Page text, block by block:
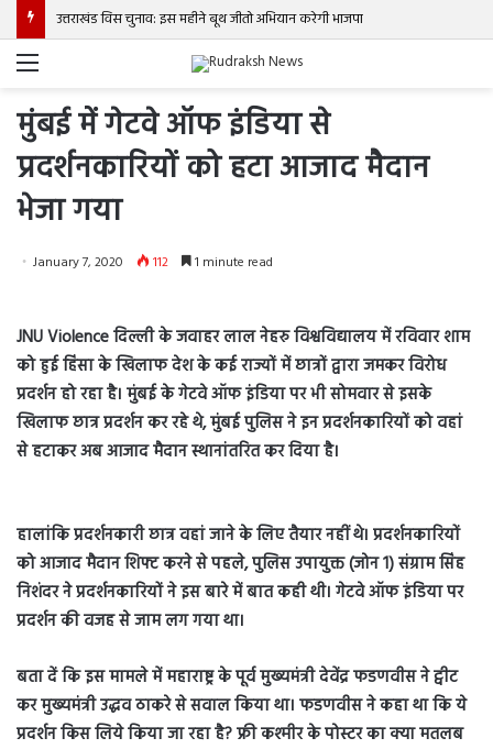
उत्तराखंड विस चुनाव: इस महीने बूथ जीतो अभियान करेगी भाजपा
Menu
मुंबई में गेटवे ऑफ इंडिया से
प्रदर्शनकारियों को हटा आजाद मैदान
भेजा गया
January 7, 2020 112 1 minute read
JNU Violence दिल्ली के जवाहर लाल नेहरु विश्वविद्यालय में रविवार शाम
को हुई हिंसा के खिलाफ देश के कई राज्यों में छात्रों द्वारा जमकर विरोध
प्रदर्शन हो रहा है। मुंबई के गेटवे ऑफ इंडिया पर भी सोमवार से इसके
खिलाफ छात्र प्रदर्शन कर रहे थे, मुंबई पुलिस ने इन प्रदर्शनकारियों को वहां
से हटाकर अब आजाद मैदान स्थानांतरित कर दिया है।
हालांकि प्रदर्शनकारी छात्र वहां जाने के लिए तैयार नहीं थे। प्रदर्शनकारियों
को आजाद मैदान शिफ्ट करने से पहले, पुलिस उपायुक्त (जोन 1) संग्राम सिंह
निशंदर ने प्रदर्शनकारियों ने इस बारे में बात कही थी। गेटवे ऑफ इंडिया पर
प्रदर्शन की वजह से जाम लग गया था।
बता दें कि इस मामले में महाराष्ट्र के पूर्व मुख्यमंत्री देवेंद्र फडणवीस ने ट्वीट
कर मुख्यमंत्री उद्धव ठाकरे से सवाल किया था। फडणवीस ने कहा था कि ये
प्रदर्शन किस लिये किया जा रहा है? फ्री कश्मीर के पोस्टर का क्या मतलब